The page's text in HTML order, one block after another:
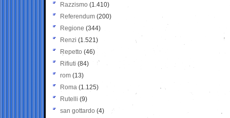
Razzismo (1.410)
Referendum (200)
Regione (344)
Renzi (1.521)
Repetto (46)
Rifiuti (84)
rom (13)
Roma (1.125)
Rutelli (9)
san gottardo (4)